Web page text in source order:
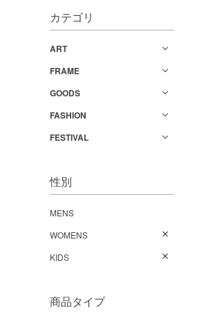
カテゴリ
ART
FRAME
GOODS
FASHION
FESTIVAL
性別
MENS
WOMENS
KIDS
商品タイプ